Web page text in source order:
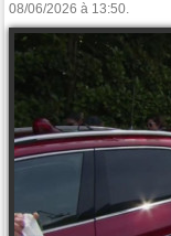
08/06/2026 à 13:50.